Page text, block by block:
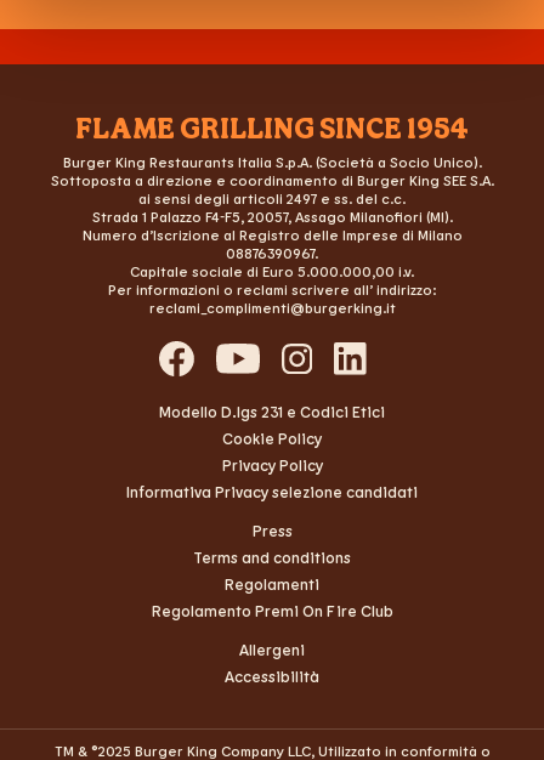
FLAME GRILLING SINCE 1954
Burger King Restaurants Italia S.p.A. (Società a Socio Unico).
Sottoposta a direzione e coordinamento di Burger King SEE S.A.
ai sensi degli articoli 2497 e ss. del c.c.
Strada 1 Palazzo F4-F5, 20057, Assago Milanofiori (MI).
Numero d’Iscrizione al Registro delle Imprese di Milano
08876390967.
Capitale sociale di Euro 5.000.000,00 i.v.
Per informazioni o reclami scrivere all’ indirizzo:
reclami_complimenti@burgerking.it
Modello D.lgs 231 e Codici Etici
Cookie Policy
Privacy Policy
Informativa Privacy selezione candidati
Press
Terms and conditions
Regolamenti
Regolamento Premi On Fire Club
Allergeni
Accessibilità
TM & ©2025 Burger King Company LLC, Utilizzato in conformità o